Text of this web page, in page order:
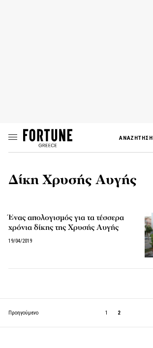
ΑΝΑΖΗΤΗΣΗ
Δίκη Χρυσής Αυγής
Ένας απολογισμός για τα τέσσερα
χρόνια δίκης της Χρυσής Αυγής
19/04/2019
Προηγούμενο 1 2